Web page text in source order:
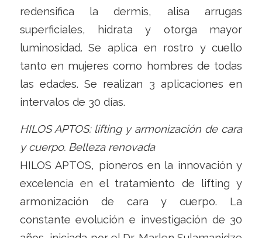
redensifica la dermis, alisa arrugas
superficiales, hidrata y otorga mayor
luminosidad. Se aplica en rostro y cuello
tanto en mujeres como hombres de todas
las edades. Se realizan 3 aplicaciones en
intervalos de 30 días.
HILOS APTOS: lifting y armonización de cara
y cuerpo. Belleza renovada
HILOS APTOS, pioneros en la innovación y
excelencia en el tratamiento de lifting y
armonización de cara y cuerpo. La
constante evolución e investigación de 30